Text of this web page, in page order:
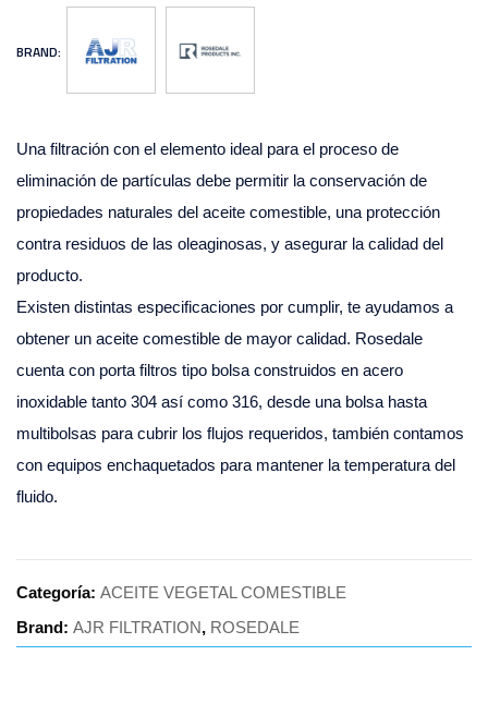
BRAND:
Una filtración con el elemento ideal para el proceso de
eliminación de partículas debe permitir la conservación de
propiedades naturales del aceite comestible, una protección
contra residuos de las oleaginosas, y asegurar la calidad del
producto.
Existen distintas especificaciones por cumplir, te ayudamos a
obtener un aceite comestible de mayor calidad. Rosedale
cuenta con porta filtros tipo bolsa construidos en acero
inoxidable tanto 304 así como 316, desde una bolsa hasta
multibolsas para cubrir los flujos requeridos, también contamos
con equipos enchaquetados para mantener la temperatura del
fluido.
Categoría: ACEITE VEGETAL COMESTIBLE
Brand: AJR FILTRATION, ROSEDALE